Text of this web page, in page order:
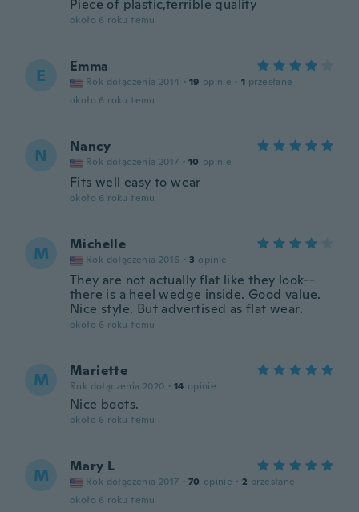
Piece of plastic,terrible quality
około 6 roku temu
E Emma
Rok dołączenia 2014 · 19 opinie · 1 przesłane
około 6 roku temu
N Nancy
Rok dołączenia 2017 · 10 opinie
Fits well easy to wear
około 6 roku temu
M Michelle
Rok dołączenia 2016 · 3 opinie
They are not actually flat like they look--
there is a heel wedge inside. Good value.
Nice style. But advertised as flat wear.
około 6 roku temu
M Mariette
Rok dołączenia 2020 · 14 opinie
Nice boots.
około 6 roku temu
M Mary L
Rok dołączenia 2017 · 70 opinie · 2 przesłane
około 6 roku temu